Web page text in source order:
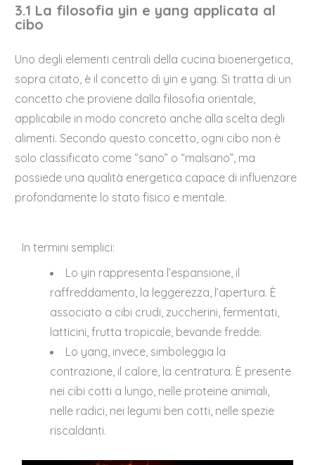
3.1 La filosofia yin e yang applicata al
cibo
Uno degli elementi centrali della cucina bioenergetica,
sopra citato, è il concetto di yin e yang. Si tratta di un
concetto che proviene dalla filosofia orientale,
applicabile in modo concreto anche alla scelta degli
alimenti. Secondo questo concetto, ogni cibo non è
solo classificato come “sano” o “malsano”, ma
possiede una qualità energetica capace di influenzare
profondamente lo stato fisico e mentale.
In termini semplici:
Lo yin rappresenta l’espansione, il
raffreddamento, la leggerezza, l’apertura. È
associato a cibi crudi, zuccherini, fermentati,
latticini, frutta tropicale, bevande fredde.
Lo yang, invece, simboleggia la
contrazione, il calore, la centratura. È presente
nei cibi cotti a lungo, nelle proteine animali,
nelle radici, nei legumi ben cotti, nelle spezie
riscaldanti.